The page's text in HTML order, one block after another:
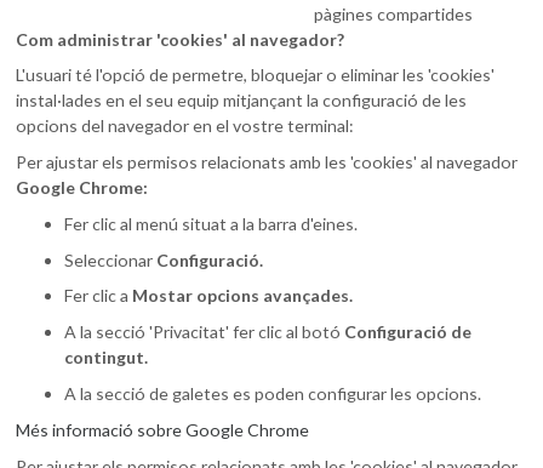
pàgines compartides
Com administrar 'cookies' al navegador?
L'usuari té l'opció de permetre, bloquejar o eliminar les 'cookies'
instal·lades en el seu equip mitjançant la configuració de les
opcions del navegador en el vostre terminal:
Per ajustar els permisos relacionats amb les 'cookies' al navegador
Google Chrome:
Fer clic al menú situat a la barra d'eines.
Seleccionar Configuració.
Fer clic a Mostar opcions avançades.
A la secció 'Privacitat' fer clic al botó Configuració de
contingut.
A la secció de galetes es poden configurar les opcions.
Més informació sobre Google Chrome